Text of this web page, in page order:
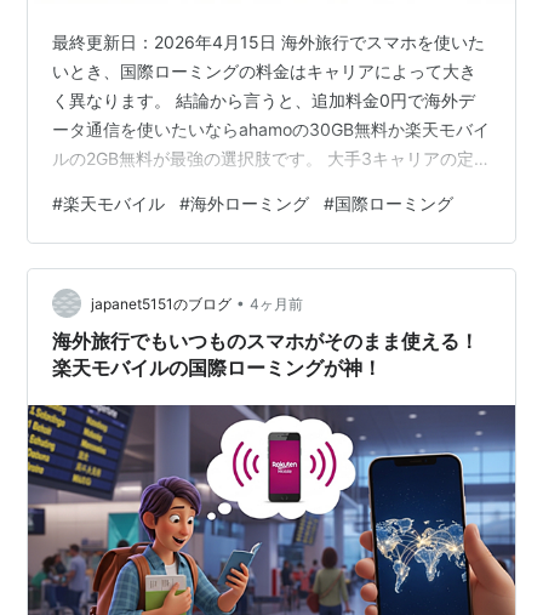
最終更新日：2026年4月15日 海外旅行でスマホを使いた
いとき、国際ローミングの料金はキャリアによって大き
く異なります。 結論から言うと、追加料金0円で海外デ
ータ通信を使いたいならahamoの30GB無料か楽天モバイ
ルの2GB無料が最強の選択肢です。 大手3キャリアの定
ストがかさみます。 この記事では以下のことがわかりま
す。 ドコモ・au・ソフトバンク・楽天モバイルなど8社
の国際ローミング料金を一覧比較 追加料金なしで海外デ
ータ通信が使えるキャリア・プランの詳細 渡航パターン
別（短期旅行・長期滞在・出張）のおすすめキャリア 海
外ローミング…
#楽天モバイル #海外ローミング #国際ローミング
japanet5151のブログ • 4ヶ月前
海外旅行でもいつものスマホがそのまま使える！
楽天モバイルの国際ローミングが神！